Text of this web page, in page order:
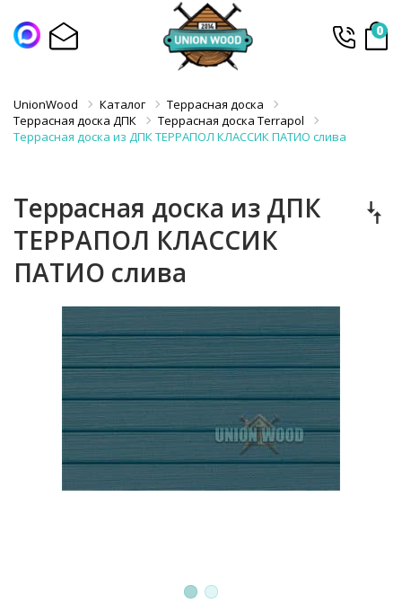
0
UnionWood Каталог
Террасная доска
Террасная доска ДПК
Террасная доска Terrapol
Террасная доска из ДПК ТЕРРАПОЛ КЛАССИК ПАТИО слива
Террасная доска из ДПК
ТЕРРАПОЛ КЛАССИК
ПАТИО слива
1 2